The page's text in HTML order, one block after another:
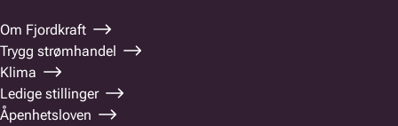
Om Fjordkraft
Trygg strømhandel
Klima
Ledige stillinger
Åpenhetsloven